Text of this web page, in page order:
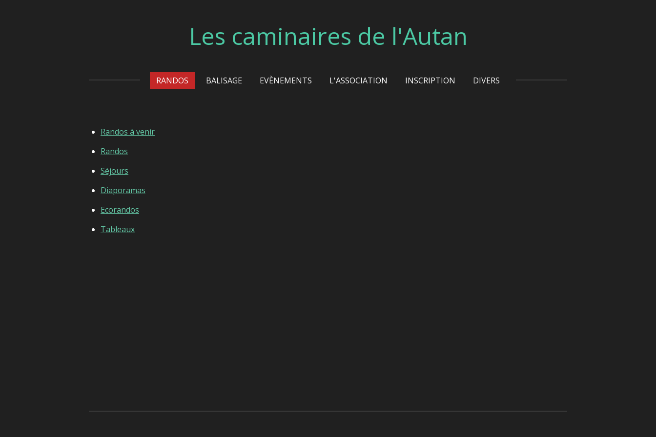
Les caminaires de l'Autan
RANDOS BALISAGE EVÈNEMENTS L'ASSOCIATION INSCRIPTION DIVERS
Randos à venir
Randos
Séjours
Diaporamas
Ecorandos
Tableaux